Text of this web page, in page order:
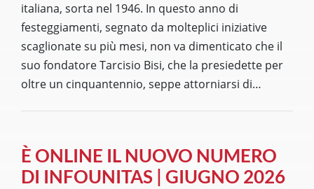
italiana, sorta nel 1946. In questo anno di
festeggiamenti, segnato da molteplici iniziative
scaglionate su più mesi, non va dimenticato che il
suo fondatore Tarcisio Bisi, che la presiedette per
oltre un cinquantennio, seppe attorniarsi di…
È ONLINE IL NUOVO NUMERO
DI INFOUNITAS | GIUGNO 2026